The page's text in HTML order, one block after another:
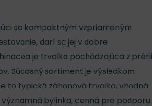
sa kompaktným vzpriameným
darí sa jej v dobre
je trvalka pochádzajúca z prérii
Súčasný sortiment je výsledkom
to typická záhonová trvalka, vhodná
bylinka, cenná pre podporu